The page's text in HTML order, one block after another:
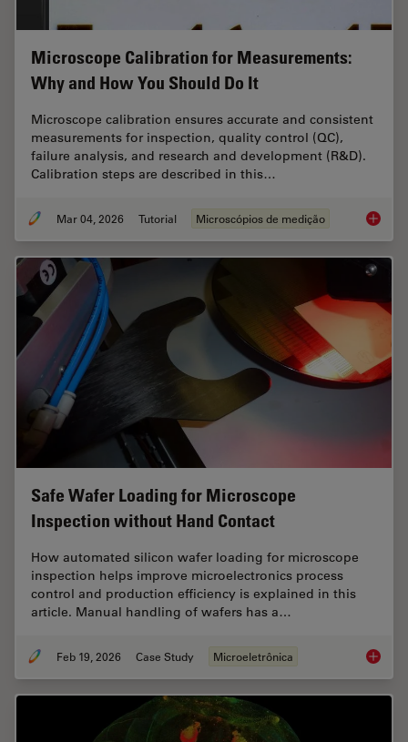
Microscope Calibration for Measurements:
Why and How You Should Do It
Microscope calibration ensures accurate and consistent
measurements for inspection, quality control (QC),
failure analysis, and research and development (R&D).
Calibration steps are described in this…
Mar 04, 2026 Tutorial Microscópios de medição
Safe Wafer Loading for Microscope
Inspection without Hand Contact
How automated silicon wafer loading for microscope
inspection helps improve microelectronics process
control and production efficiency is explained in this
article. Manual handling of wafers has a…
Feb 19, 2026 Case Study Microeletrônica Safe